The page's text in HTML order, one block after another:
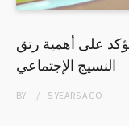
على أهمية رتق
النسيج الإجتماعي
BY 5 YEARSAGO